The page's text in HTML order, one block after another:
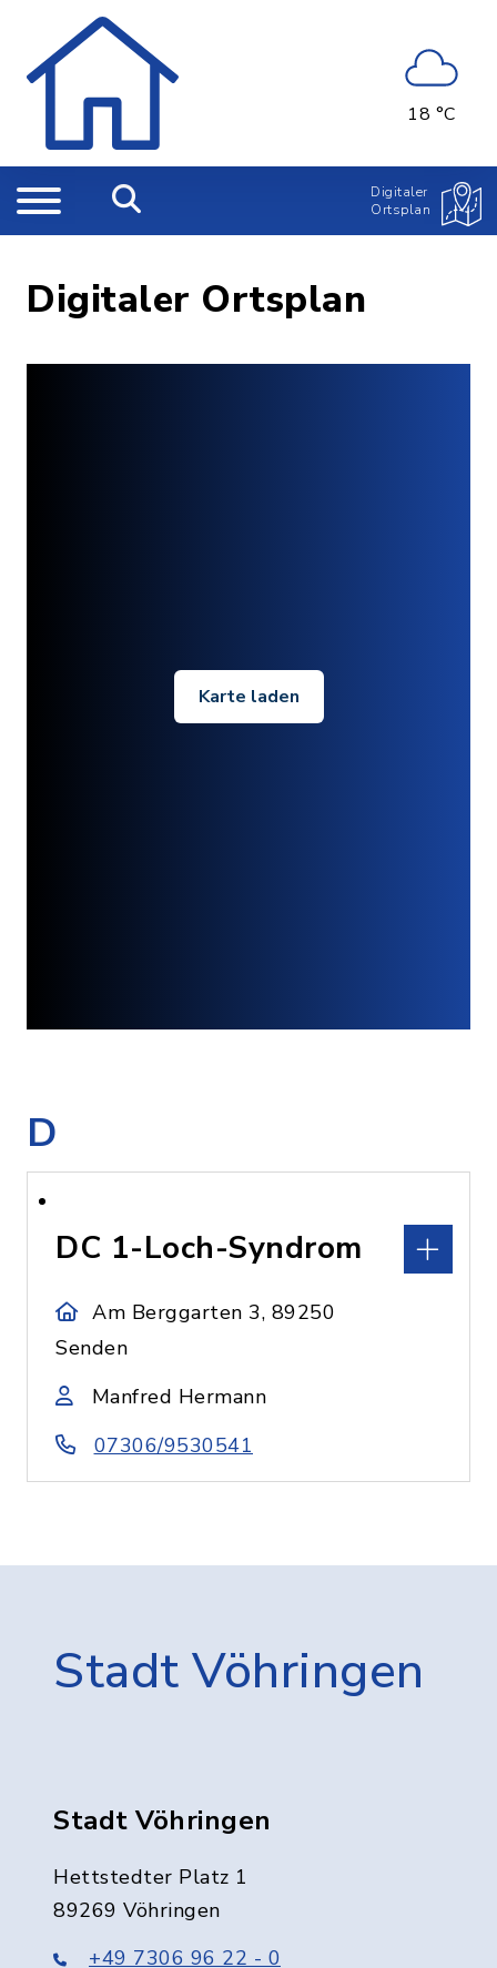
18 °C
Digitaler
Ortsplan
Digitaler Ortsplan
Karte laden
D
DC 1-Loch-Syndrom
Am Berggarten 3, 89250
Senden
Manfred Hermann
07306/9530541
Stadt Vöhringen
Stadt Vöhringen
Hettstedter Platz 1
89269 Vöhringen
+49 7306 96 22 - 0